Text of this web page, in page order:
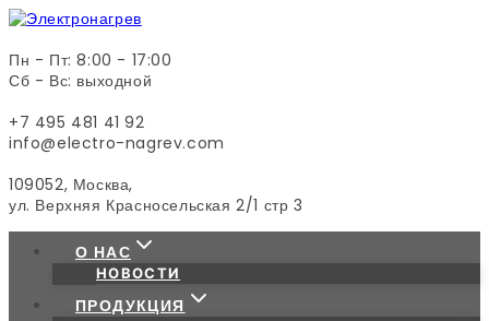
Skip
content
Пн - Пт: 8:00 - 17:00
Сб - Вс: выходной
+7 495 481 41 92
info@electro-nagrev.com
109052, Москва,
ул. Верхняя Красносельская 2/1 стр 3
О НАС
НОВОСТИ
ПРОДУКЦИЯ